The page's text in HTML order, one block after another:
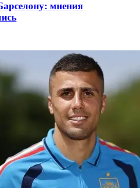
мнения